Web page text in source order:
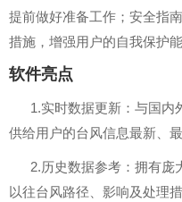
提前做好准备工作；安全指
措施，增强用户的自我保护能
软件亮点
1.实时数据更新：与国内
供给用户的台风信息最新、最
2.历史数据参考：拥有庞
以往台风路径、影响及处理